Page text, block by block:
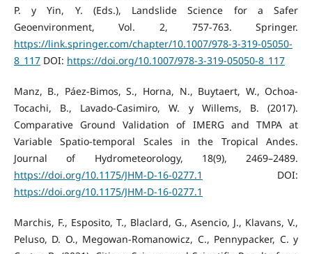
P. y Yin, Y. (Eds.), Landslide Science for a Safer
Geoenvironment, Vol. 2, 757-763. Springer.
https://link.springer.com/chapter/10.1007/978-3-319-05050-
8_117DOI: https://doi.org/10.1007/978-3-319-05050-8_117
Manz, B., Páez-Bimos, S., Horna, N., Buytaert, W., Ochoa-
Tocachi, B., Lavado-Casimiro, W. y Willems, B. (2017).
Comparative Ground Validation of IMERG and TMPA at
Variable Spatio-temporal Scales in the Tropical Andes.
Journal of Hydrometeorology, 18(9), 2469–2489.
https://doi.org/10.1175/JHM-D-16-0277.1
DOI:
https://doi.org/10.1175/JHM-D-16-0277.1
Marchis, F., Esposito, T., Blaclard, G., Asencio, J., Klavans, V.,
Peluso, D. O., Megowan-Romanowicz, C., Pennypacker, C. y